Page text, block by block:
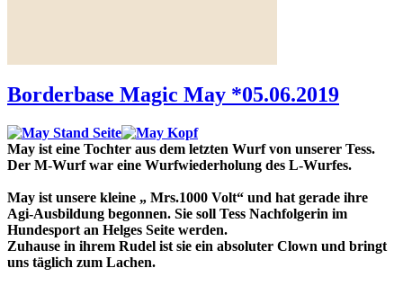
Borderbase Magic May *05.06.2019
May ist eine Tochter aus dem letzten Wurf von unserer Tess.
Der M-Wurf war eine Wurfwiederholung des L-Wurfes.
May ist unsere kleine „ Mrs.1000 Volt“ und hat gerade ihre
Agi-Ausbildung begonnen. Sie soll Tess Nachfolgerin im
Hundesport an Helges Seite werden.
Zuhause in ihrem Rudel ist sie ein absoluter Clown und bringt
uns täglich zum Lachen.